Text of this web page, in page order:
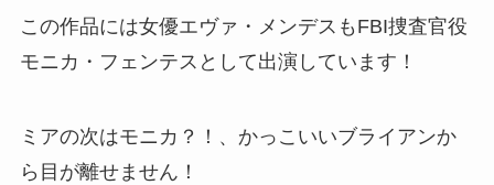
この作品には女優エヴァ・メンデスもFBI捜査官役
モニカ・フェンテスとして出演しています！
ミアの次はモニカ？！、かっこいいブライアンか
ら目が離せません！